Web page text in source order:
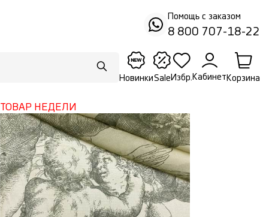
Помощь с заказом
8 800 707-18-22
НовинкиSale Избр. Кабинет Корзина
ТОВАР НЕДЕЛИ